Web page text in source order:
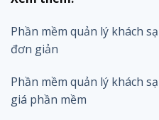
Phần mềm quản lý khách
đơn giản
Phần mềm quản lý khách
giá phần mềm